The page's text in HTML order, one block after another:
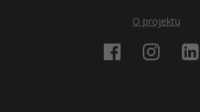
O projektu